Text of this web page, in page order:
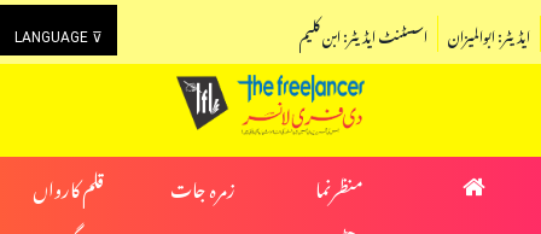
LANGUAGE ⊽ اسسٹنٹ ایڈیٹر: ابن کلیم ایڈیٹر: ابوالمیزان
منظرنما زمرہ جات
قلم کارواں